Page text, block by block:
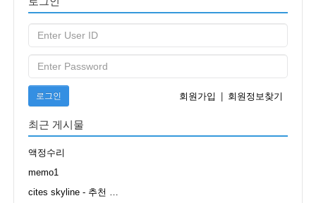
로그인 회원가입 회원정보찾기
최근 게시물
액정수리
memo1
cites skyline - 추천 …